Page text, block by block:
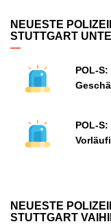
NEUESTE
STUTTGART
POL-
POL-
NEUESTE
STUTTGART